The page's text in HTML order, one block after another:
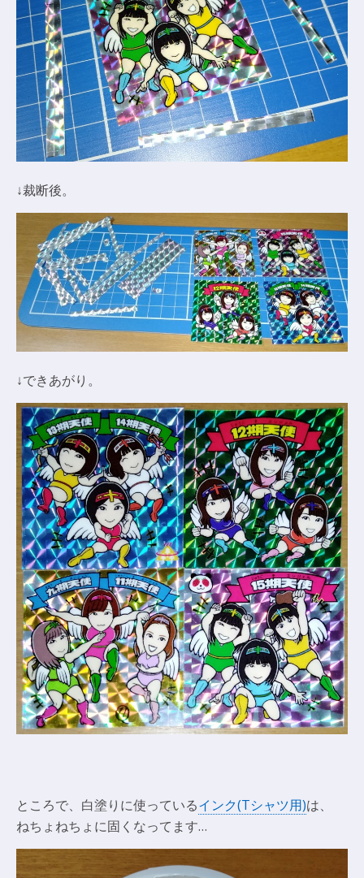
↓裁断後。
↓できあがり。
ところで、白塗りに使っているインク(Tシャツ用)は、
ねちょねちょに固くなってます…